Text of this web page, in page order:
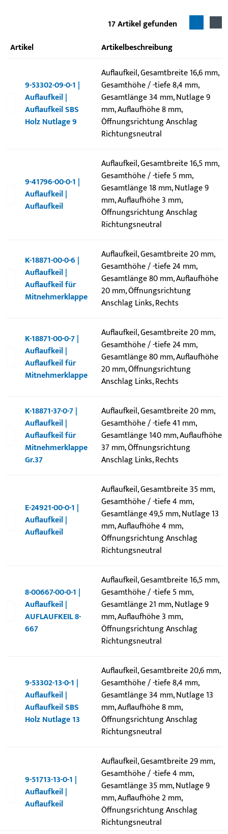
17Artikel gefunden
Artikel
Artikelbeschreibung
9-53302-09-0-1 |
Auflaufkeil |
Auflaufkeil SBS
Holz Nutlage 9
Auflaufkeil, Gesamtbreite 16,6 mm,
Gesamthöhe / -tiefe 8,4 mm,
Gesamtlänge 34 mm, Nutlage 9
mm, Auflaufhöhe 8 mm,
Öffnungsrichtung Anschlag
Richtungsneutral
9-41796-00-0-1 |
Auflaufkeil |
Auflaufkeil
Auflaufkeil, Gesamtbreite 16,5 mm,
Gesamthöhe / -tiefe 5 mm,
Gesamtlänge 18 mm, Nutlage 9
mm, Auflaufhöhe 3 mm,
Öffnungsrichtung Anschlag
Richtungsneutral
K-18871-00-0-6 |
Auflaufkeil |
Auflaufkeil für
Mitnehmerklappe
Auflaufkeil, Gesamtbreite 20 mm,
Gesamthöhe / -tiefe 24 mm,
Gesamtlänge 80 mm, Auflaufhöhe
20 mm, Öffnungsrichtung
Anschlag Links, Rechts
K-18871-00-0-7 |
Auflaufkeil |
Auflaufkeil für
Mitnehmerklappe
Auflaufkeil, Gesamtbreite 20 mm,
Gesamthöhe / -tiefe 24 mm,
Gesamtlänge 80 mm, Auflaufhöhe
20 mm, Öffnungsrichtung
Anschlag Links, Rechts
K-18871-37-0-7 |
Auflaufkeil |
Auflaufkeil für
Mitnehmerklappe
Gr.37
Auflaufkeil, Gesamtbreite 20 mm,
Gesamthöhe / -tiefe 41 mm,
Gesamtlänge 140 mm, Auflaufhöhe
37 mm, Öffnungsrichtung
Anschlag Links, Rechts
E-24921-00-0-1 |
Auflaufkeil |
Auflaufkeil
Auflaufkeil, Gesamtbreite 35 mm,
Gesamthöhe / -tiefe 4 mm,
Gesamtlänge 49,5 mm, Nutlage 13
mm, Auflaufhöhe 4 mm,
Öffnungsrichtung Anschlag
Richtungsneutral
8-00667-00-0-1 |
Auflaufkeil |
AUFLAUFKEIL 8-
667
Auflaufkeil, Gesamtbreite 16,5 mm,
Gesamthöhe / -tiefe 5 mm,
Gesamtlänge 21 mm, Nutlage 9
mm, Auflaufhöhe 3 mm,
Öffnungsrichtung Anschlag
Richtungsneutral
9-53302-13-0-1 |
Auflaufkeil |
Auflaufkeil SBS
Holz Nutlage 13
Auflaufkeil, Gesamtbreite 20,6 mm,
Gesamthöhe / -tiefe 8,4 mm,
Gesamtlänge 34 mm, Nutlage 13
mm, Auflaufhöhe 8 mm,
Öffnungsrichtung Anschlag
Richtungsneutral
9-51713-13-0-1 |
Auflaufkeil |
Auflaufkeil
Auflaufkeil, Gesamtbreite 29 mm,
Gesamthöhe / -tiefe 4 mm,
Gesamtlänge 35 mm, Nutlage 9
mm, Auflaufhöhe 2 mm,
Öffnungsrichtung Anschlag
Richtungsneutral